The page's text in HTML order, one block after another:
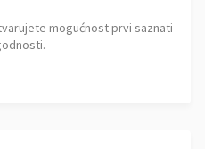
mogućnost prvi saznati